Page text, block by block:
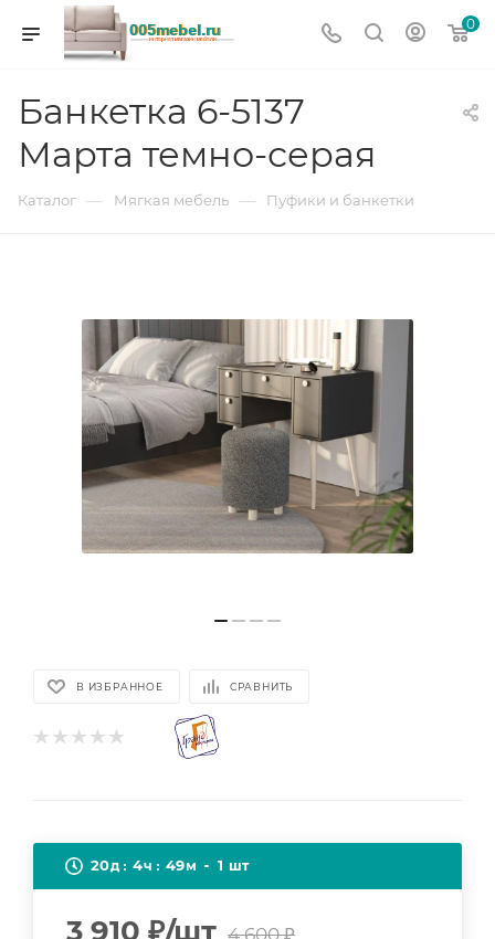
0
Банкетка 6-5137
Марта темно-серая
Каталог — Мягкая мебель — Пуфики и банкетки
В ИЗБРАННОЕ СРАВНИТЬ
20д 4ч 49м 1 шт
3 910 ₽/шт 4 600₽